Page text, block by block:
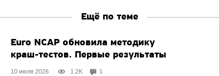
Ещё по теме
Euro NCAP обновила методику
краш-тестов. Первые результаты
10 июля 2026 1.2K 1